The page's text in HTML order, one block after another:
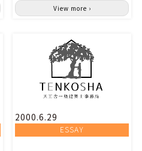
View more ›
2000.6.29
ESSAY